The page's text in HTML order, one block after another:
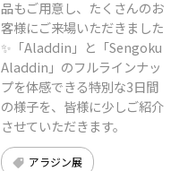
品もご用意し、たくさんのお
客様にご来場いただきました
✨「Aladdin」と「Sengoku
Aladdin」のフルラインナッ
プを体感できる特別な3日間
の様子を、皆様に少しご紹介
させていただきます。
アラジン展